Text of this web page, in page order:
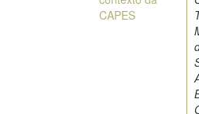
CAPES